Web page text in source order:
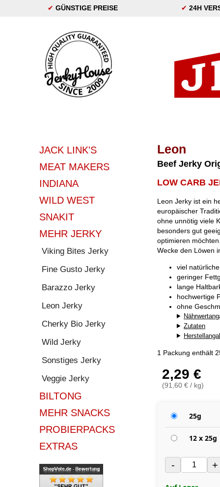
✔ GÜNSTIGE PREISE ✔ 24H
JACK LINK'S
MEAT MAKERS
INDIANA
WILD WEST
SNAKIT
MEHR JERKY
Viking Bites Jerky
Fine Gusto Jerky
Barazzo Jerky
Leon Jerky
Cherky Bio Jerky
Wild Jerky
Sonstiges Jerky
Veggie Jerky
BILTONG
MEHR SNACKS
PROBIERPACKS
EXTRAS
Leon
Beef Jerky
LOW CARB
Leon Jerky ist ein
europäischer
ohne unnötig viele
besonders gut
optimieren
Wecke den Löwen
viel
geringer
lange
hochwertige
ohne
Zutaten
1 Packung enthält
2,29 €
(91,60 € / kg)
25g
12 x 25g
- +